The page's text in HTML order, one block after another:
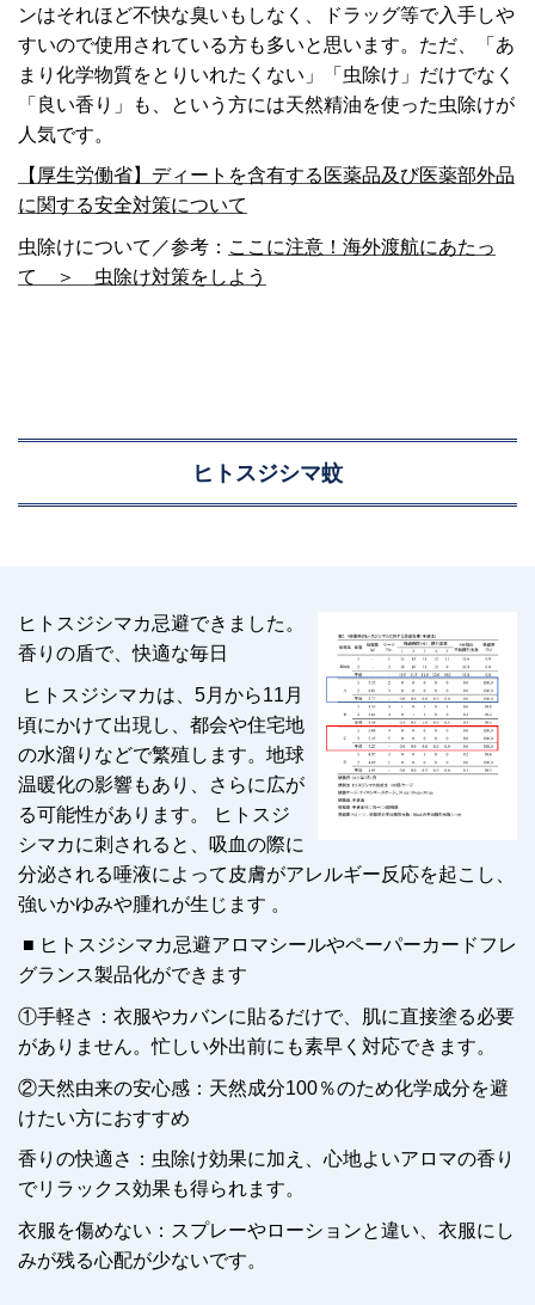
ンはそれほど不快な臭いもしなく、ドラッグ等で入手しや
すいので使用されている方も多いと思います。ただ、「あ
まり化学物質をとりいれたくない」「虫除け」だけでなく
「良い香り」も、という方には天然精油を使った虫除けが
人気です。
【厚生労働省】ディートを含有する医薬品及び医薬部外品
に関する安全対策について
虫除けについて／参考： ここに注意！海外渡航にあたっ
て ＞ 虫除け対策をしよう
ヒトスジシマ蚊
ヒトスジシマカ忌避できました。
香りの盾で、快適な毎日
ヒトスジシマカは、5月から11月
頃にかけて出現し、都会や住宅地
の水溜りなどで繁殖します。地球
温暖化の影響もあり、さらに広が
る可能性があります。 ヒトスジ
シマカに刺されると、吸血の際に
分泌される唾液によって皮膚がアレルギー反応を起こし、
強いかゆみや腫れが生じます 。
■ ヒトスジシマカ忌避アロマシールやペーパーカードフレ
グランス製品化ができます
①手軽さ：衣服やカバンに貼るだけで、肌に直接塗る必要
がありません。忙しい外出前にも素早く対応できます。
②天然由来の安心感：天然成分100％のため化学成分を避
けたい方におすすめ
香りの快適さ：虫除け効果に加え、心地よいアロマの香り
でリラックス効果も得られます。
衣服を傷めない：スプレーやローションと違い、衣服にし
みが残る心配が少ないです。